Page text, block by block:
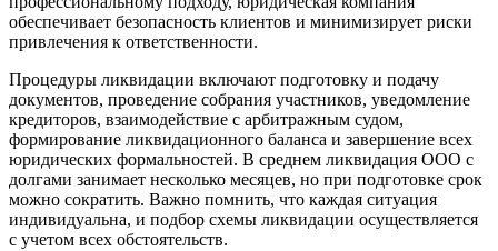
обеспечивает безопасность клиентов и минимизирует риски
привлечения к ответственности.
Процедуры ликвидации включают подготовку и подачу
документов, проведение собрания участников, уведомление
кредиторов, взаимодействие с арбитражным судом,
формирование ликвидационного баланса и завершение всех
юридических формальностей. В среднем ликвидация ООО с
долгами занимает несколько месяцев, но при подготовке срок
можно сократить. Важно помнить, что каждая ситуация
индивидуальна, и подбор схемы ликвидации осуществляется
с учетом всех обстоятельств.